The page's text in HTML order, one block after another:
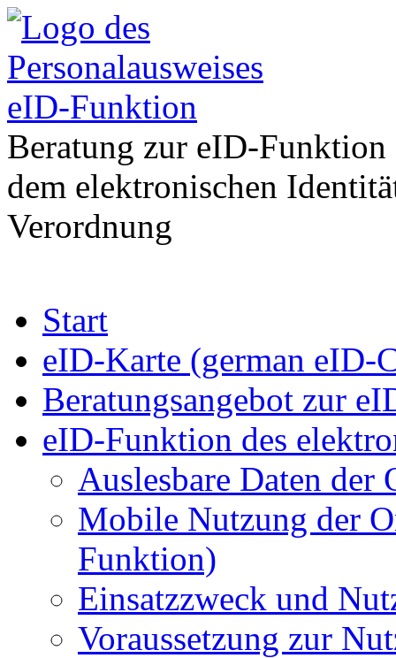
eID-Funktion
Beratung zur eID-
dem elektronischen
Verordnung
Inhalt
springenStart
eID-Karte (german eID-
Beratungsangebot zur
eID-Funktion des
Auslesbare Daten
Mobile Nutzung der
Funktion)
Einsatzzweck und
Voraussetzung zur